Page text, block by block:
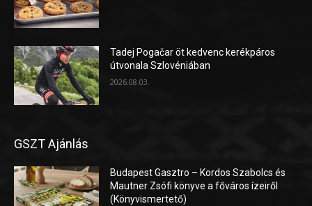
Tadej Pogačar öt kedvenc kerékpáros
útvonala Szlovéniában
2026.08.03.
GSZT Ajánlás
Budapest Gasztro – Kordos Szabolcs és
Mautner Zsófi könyve a főváros ízeiről
(Könyvismertető)